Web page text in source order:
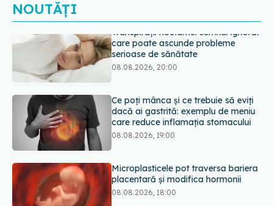
NOUTĂȚI
Ce poți mânca și ce trebuie să eviți
dacă ai gastrită: exemplu de meniu
care reduce inflamația stomacului
Microplasticele pot traversa bariera
placentară și modifica hormonii
Trucul genial cu ceai negru pentru
păr. Tot mai multe femei îl adoră